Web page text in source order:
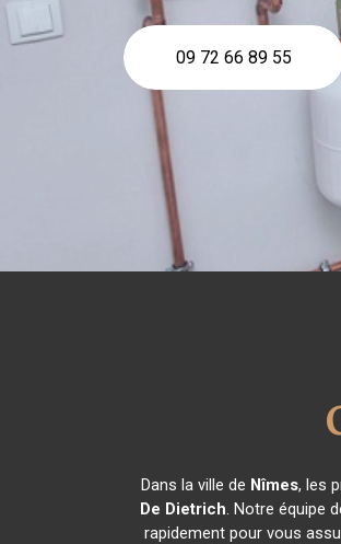
09 72 66 89 55
Dans la ville de Nîmes, les
De Dietrich. Notre équipe
rapidement pour vous